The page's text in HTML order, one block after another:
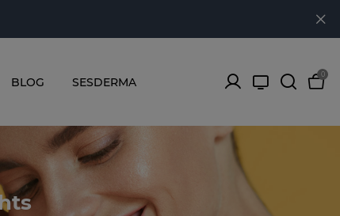
BLOG SESDERMA
0